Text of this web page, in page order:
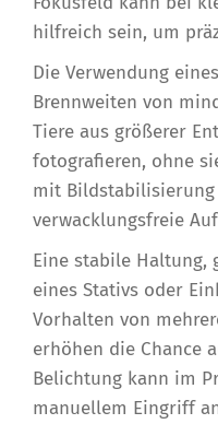
hilfreich sein, um
Die Verwendung
Brennweiten von
Tiere aus größerer
fotografieren, ohne
mit
verwacklungsfreie
Eine stabile Haltung,
eines Stativs oder
Vorhalten von
erhöhen die Chance
Belichtung kann im
manuellem Eingriff